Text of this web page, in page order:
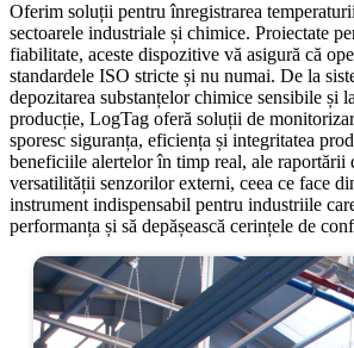
Oferim soluții pentru înregistrarea
sectoarele industriale și chimice. Proiectate
fiabilitate, aceste dispozitive vă asigură că
standardele ISO stricte și nu numai. De la
depozitarea substanțelor chimice sensibile și
producție, LogTag oferă soluții de
sporesc siguranța, eficiența și integritatea
beneficiile alertelor în timp real, ale raportării
versatilității senzorilor externi, ceea ce face
instrument indispensabil pentru industriile
performanța și să depășească cerințele de